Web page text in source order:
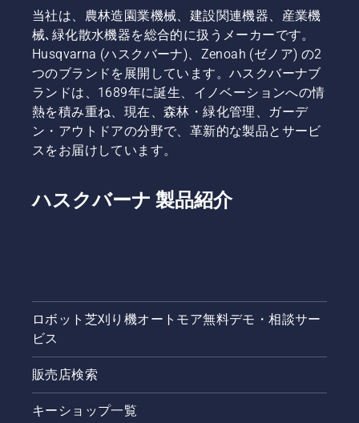
期間が必
要です。
この期間
中は、よ
り頻繁に
点検を行
ってくだ
さい。
可能な限
り最大限
に引き上
げること
を、重要
目標とし
ていま
す。
ルが幹に
付くと、
潤滑シス
テムが作
動してい
ることを
示しま
す。
当社は、農林造園業機械、建設関連機器、産業機
械､緑化散水機器を総合的に扱うメーカーです。
Husqvarna (ハスクバーナ)、Zenoah (ゼノア) の2
つのブランドを展開しています。ハスクバーナブ
ランドは、1689年に誕生、イノベーションへの情
熱を積み重ね、現在、森林・緑化管理、ガーデ
ン・アウトドアの分野で、革新的な製品とサービ
スをお届けしています。
ハスクバーナ 製品紹介
ロボット芝刈り機オートモア無料デモ・相談サー
ビス
販売店検索
キーショップ一覧